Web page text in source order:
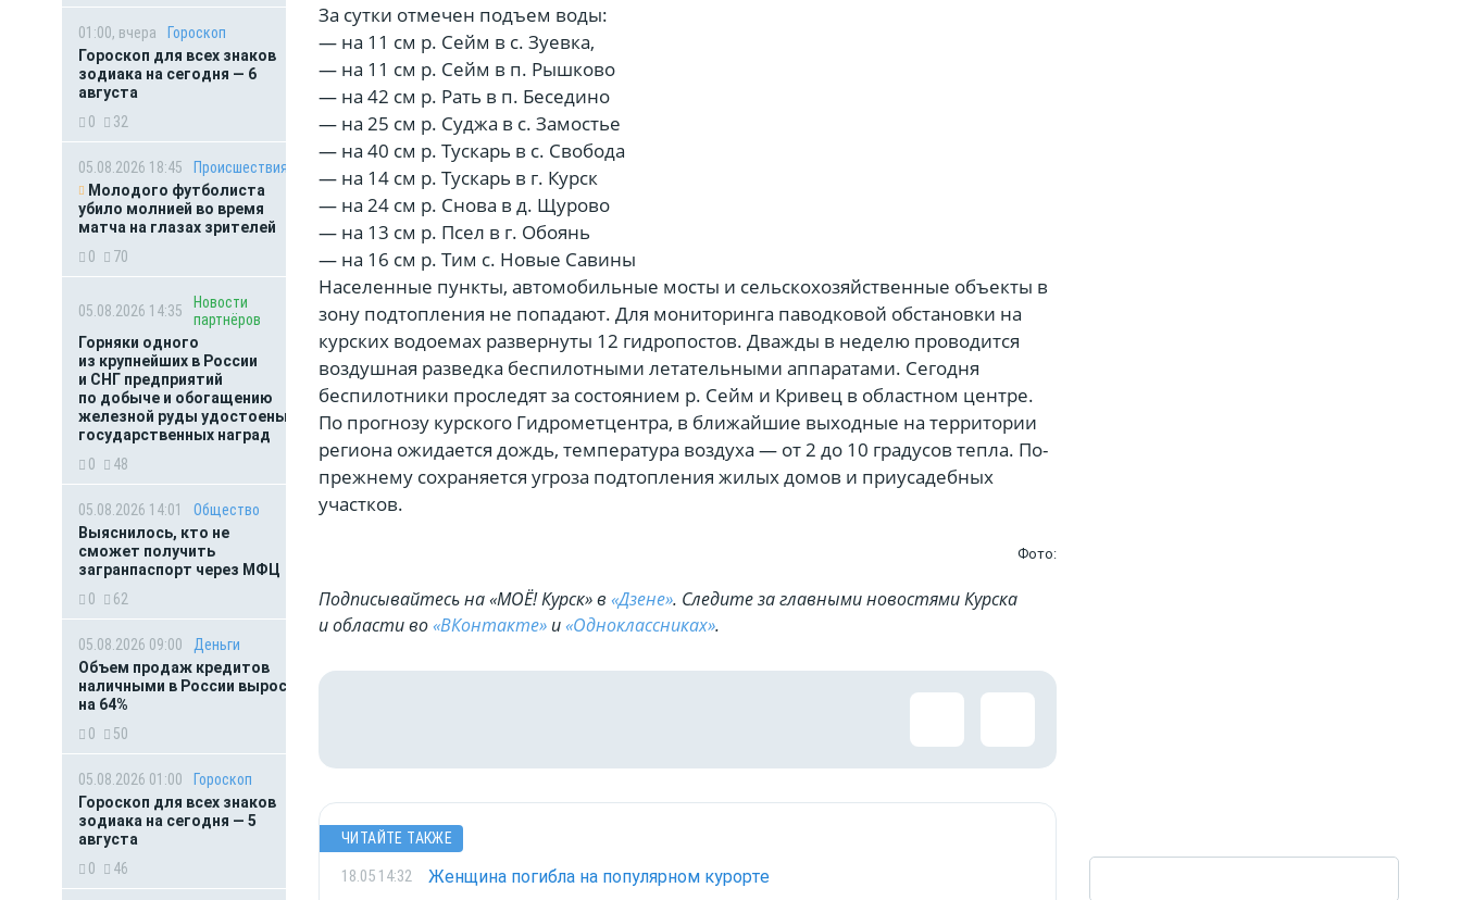
01:00, вчера
Гороскоп
Гороскоп для всех знаков
зодиака на сегодня — 6
августа
0
32
05.08.2026 18:45
Происшествия
Молодого футболиста
убило молнией во время
матча на глазах зрителей
0
70
05.08.2026 14:35
Новости
партнёров
Горняки одного
из крупнейших в России
и СНГ предприятий
по добыче и обогащению
железной руды удостоены
государственных наград
0
48
05.08.2026 14:01
Общество
Выяснилось, кто не
сможет получить
загранпаспорт через МФЦ
0
62
05.08.2026 09:00
Деньги
Объем продаж кредитов
наличными в России вырос
на 64%
0
50
05.08.2026 01:00
Гороскоп
Гороскоп для всех знаков
зодиака на сегодня — 5
августа
0
46
За сутки отмечен подъем воды:
— на 11 см р. Сейм в с. Зуевка,
— на 11 см р. Сейм в п. Рышково
— на 42 см р. Рать в п. Беседино
— на 25 см р. Суджа в с. Замостье
— на 40 см р. Тускарь в с. Свобода
— на 14 см р. Тускарь в г. Курск
— на 24 см р. Снова в д. Щурово
— на 13 см р. Псел в г. Обоянь
— на 16 см р. Тим с. Новые Савины
Населенные пункты, автомобильные мосты и сельскохозяйственные объекты в
зону подтопления не попадают. Для мониторинга паводковой обстановки на
курских водоемах развернуты 12 гидропостов. Дважды в неделю проводится
воздушная разведка беспилотными летательными аппаратами. Сегодня
беспилотники проследят за состоянием р. Сейм и Кривец в областном центре.
По прогнозу курского Гидрометцентра, в ближайшие выходные на территории
региона ожидается дождь, температура воздуха — от 2 до 10 градусов тепла. По-
прежнему сохраняется угроза подтопления жилых домов и приусадебных
участков.
Фото:
Подписывайтесь на «МОЁ! Курск» в «Дзене». Cледите за главными новостями Курска
и области во«ВКонтакте» и«Одноклассниках».
ЧИТАЙТЕ ТАКЖЕ
18.05 14:32 Женщина погибла на популярном курорте